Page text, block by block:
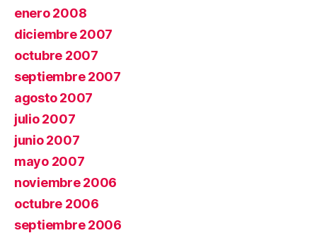
enero 2008
diciembre 2007
octubre 2007
septiembre 2007
agosto 2007
julio 2007
junio 2007
mayo 2007
noviembre 2006
octubre 2006
septiembre 2006